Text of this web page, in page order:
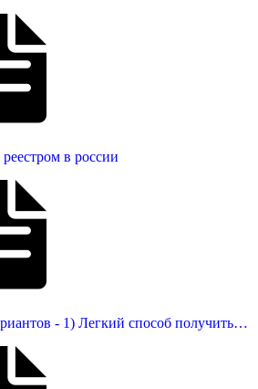
в россии
- 1) Легкий способ получить…